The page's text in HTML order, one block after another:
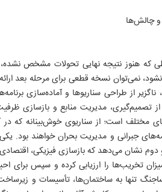
و چالش‌ها
هنوز نتیجه نهایی تحولات مشخص نشده،
نمی‌توان نسخه قطعی برای مرحله بعد
ناگزیر از طراحی سناریوها و آماده‌سازی
از تصمیم‌گیری، مدیریت منابع و بازسازی
مختلف است؛ از سناریوی خوش‌بینانه که
جبرانی و مدیریت بحران خواهند بود.
نشان می‌دهد که بازسازی فیزیکی،
تخریب‌ها را ارزیابی کرده و سپس
پساجنگ تنها به ساختمان‌ها، تأسیسات و